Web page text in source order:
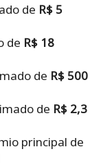
de R$ 5
de R$ 18
de R$ 500
de R$ 2,3
principal de